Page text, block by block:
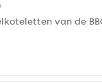
van de